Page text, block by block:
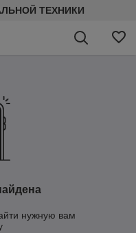
ТЕХНИКИ
нужную вам